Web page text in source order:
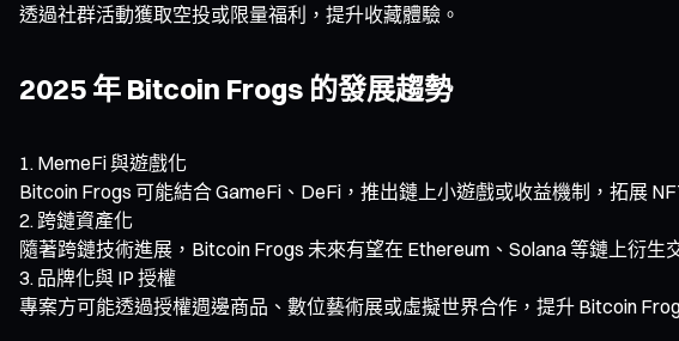
透過社群活動獲取空投或限量福利，提升收藏體驗。
2025 年 Bitcoin Frogs 的發展趨勢
MemeFi 與遊戲化
Bitcoin Frogs 可能結合 GameFi、DeFi，推出鏈上小遊戲或收益機制，拓展
跨鏈資產化
隨著跨鏈技術進展，Bitcoin Frogs 未來有望在 Ethereum、Solana 等鏈上衍生
品牌化與 IP 授權
專案方可能透過授權週邊商品、數位藝術展或虛擬世界合作，提升 Bitcoin